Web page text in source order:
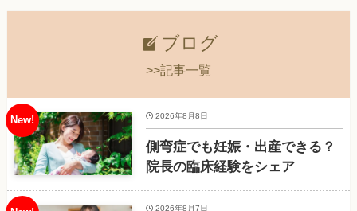
ブログ
>>記事一覧
側弯症でも妊娠・出産できる？
院長の臨床経験をシェア
2026年8月8日
2026年8月7日